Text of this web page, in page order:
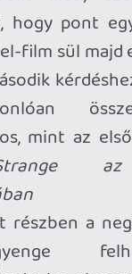
nagyszerűen
gyermekded
kikacsintásokkal,
munkásságát
(néha
is belevonni a
és kamerába